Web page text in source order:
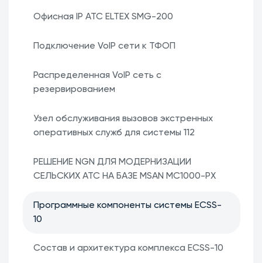
Офисная IP АТС ELTEX SMG-200
Подключение VoIP сети к ТФОП
Распределенная VoIP сеть с
резервированием
Узел обслуживания вызовов экстренных
оперативных служб для системы 112
РЕШЕНИЕ NGN ДЛЯ МОДЕРНИЗАЦИИ
СЕЛЬСКИХ АТС НА БАЗЕ MSAN MC1000-PX
Программные компоненты системы ECSS-
10
Состав и архитектура комплекса ECSS-10